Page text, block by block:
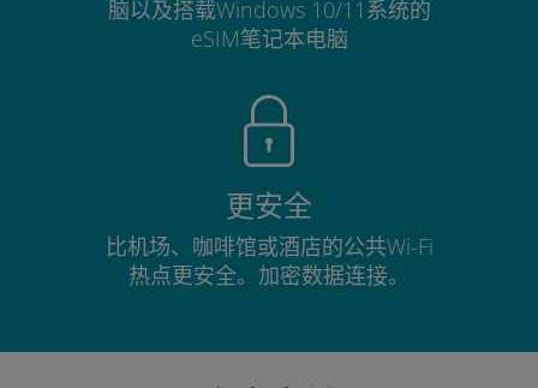
脑以及搭载Windows 10/11系统的
eSIM笔记本电脑
更安全
比机场、咖啡馆或酒店的公共Wi-Fi
热点更安全。加密数据连接。